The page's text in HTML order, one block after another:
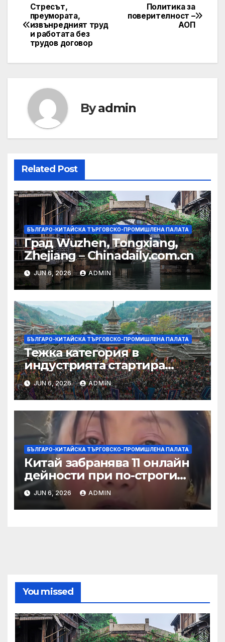
Post
navigation
Политика за
поверителност –
АОП
Стресът,
преумората,
извънредният труд
и работата без
трудов договор
Byadmin
Related Post
БЪЛГАРО-КИТАЙСКА ТЪРГОВСКО-ПРОМИШЛЕНА ПАЛАТА
Град Wuzhen, Tongxiang,
Zhejiang – Chinadaily.com.cn
JUN 6, 2026 ADMIN
БЪЛГАРО-КИТАЙСКА ТЪРГОВСКО-ПРОМИШЛЕНА ПАЛАТА
Тежка категория в
индустрията стартира
алианс за космическа
слънчева енергия
JUN 6, 2026 ADMIN
БЪЛГАРО-КИТАЙСКА ТЪРГОВСКО-ПРОМИШЛЕНА ПАЛАТА
Китай забранява 11 онлайн
дейности при по-строги
правила за ограничаване на
слуховете и
кибернасилниците
JUN 6, 2026 ADMIN
You missed